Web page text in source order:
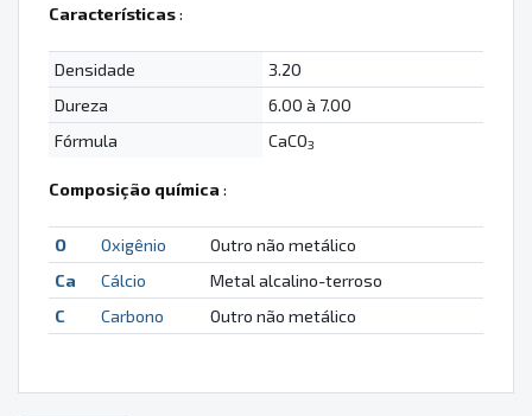
Características:
Densidade
3.20
Dureza
6.00 à 7.00
Fórmula
CaCO3
Composição química :
O Oxigênio
Outro não metálico
Ca
Cálcio
Metal alcalino-terroso
C
Carbono Outro não metálico